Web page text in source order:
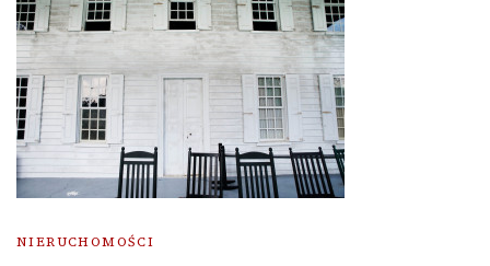
NIERUCHOMOŚCI